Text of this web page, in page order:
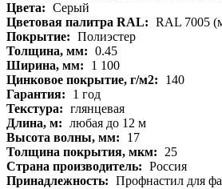
Цвета: Серый
Цветовая палитра RAL: RAL 7005
Покрытие: Полиэстер
Толщина, мм: 0.45
Ширина, мм:
1 100
Цинковое покрытие, г/м2:
140
Гарантия:
1 год
Текстура: глянцевая
Длина, м: любая до 12 м
Высота волны, мм:
17
Толщина покрытия, мкм: 25
Страна производитель: Россия
Принадлежность: Профнастил для